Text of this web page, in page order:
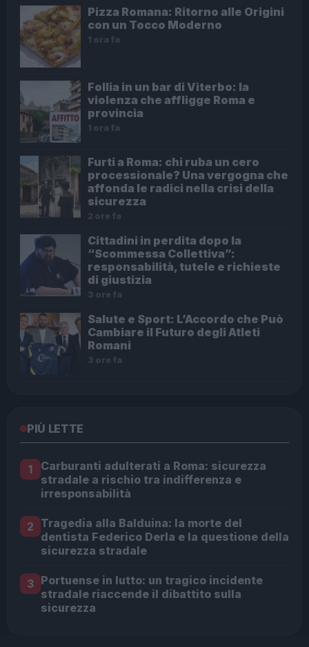
Pizza Romana: Ritorno alle Origini
con un Tocco Moderno
1 ora fa
Follia in un bar di Viterbo: la
violenza che affligge Roma e
provincia
1 ora fa
Furti a Roma: chi ruba un cero
processionale? Una vergogna che
affonda le radici nella crisi della
sicurezza
2 ore fa
Cittadini in perdita dopo la
“Scommessa Collettiva”:
responsabilità, tutele e richieste
di giustizia
3 ore fa
Salute e Sport: L’Accordo che Può
Cambiare il Futuro degli Atleti
Romani
3 ore fa
PIÙ LETTE
1
Carburanti adulterati a Roma: sicurezza
stradale a rischio tra indifferenza e
irresponsabilità
2 Tragedia alla Balduina: la morte del
dentista Federico Derla e la questione della
sicurezza stradale
3 Portuense in lutto: un tragico incidente
stradale riaccende il dibattito sulla
sicurezza